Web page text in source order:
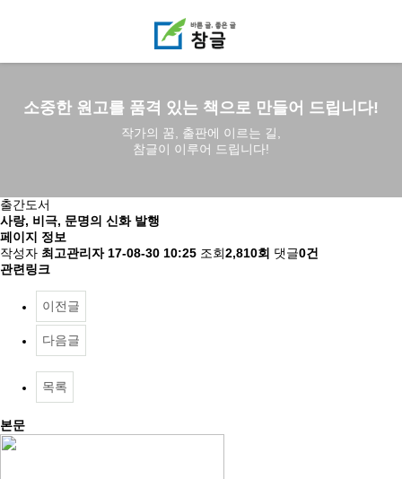
소중한 원고를 품격 있는 책으로 만들어 드립니다!
작가의 꿈, 출판에 이르는 길,
참글이 이루어 드립니다!
출간도서
사랑, 비극, 문명의 신화 발행
페이지 정보
작성자 최고관리자 17-08-30 10:25 조회2,810회 댓글0건
관련링크
이전글
다음글
목록
본문